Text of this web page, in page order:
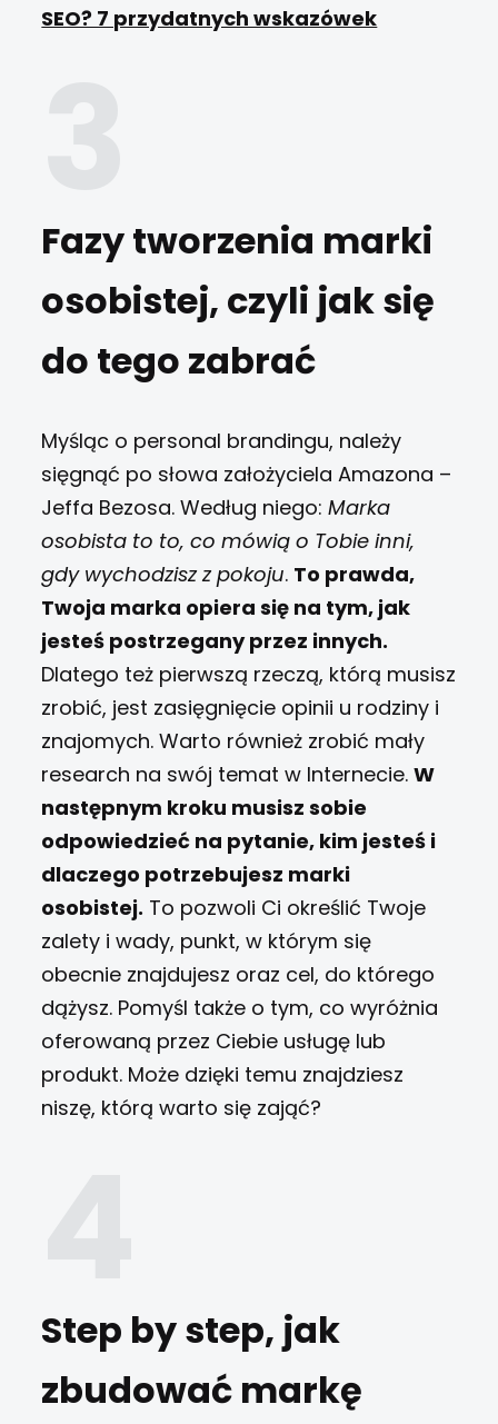
SEO? 7 przydatnych wskazówek
Fazy tworzenia marki
osobistej, czyli jak się
do tego zabrać
Myśląc o personal brandingu, należy
sięgnąć po słowa założyciela Amazona –
Jeffa Bezosa. Według niego:Marka
osobista to to, co mówią o Tobie inni,
gdy wychodzisz z pokoju. To prawda,
Twoja marka opiera się na tym, jak
jesteś postrzegany przez innych.
Dlatego też pierwszą rzeczą, którą musisz
zrobić, jest zasięgnięcie opinii u rodziny i
znajomych. Warto również zrobić mały
research na swój temat w Internecie. W
następnym kroku musisz sobie
odpowiedzieć na pytanie, kim jesteś i
dlaczego potrzebujesz marki
osobistej. To pozwoli Ci określić Twoje
zalety i wady, punkt, w którym się
obecnie znajdujesz oraz cel, do którego
dążysz. Pomyśl także o tym, co wyróżnia
oferowaną przez Ciebie usługę lub
produkt. Może dzięki temu znajdziesz
niszę, którą warto się zająć?
Step by step, jak
zbudować markę